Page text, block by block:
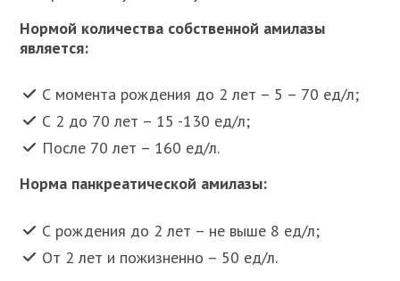
Нормой количества собственной амилазы
является:
С момента рождения до 2 лет – 5 – 70 ед/л;
С 2 до 70 лет – 15 -130 ед/л;
После 70 лет – 160 ед/л.
Норма панкреатической амилазы:
С рождения до 2 лет – не выше 8 ед/л;
От 2 лет и пожизненно – 50 ед/л.